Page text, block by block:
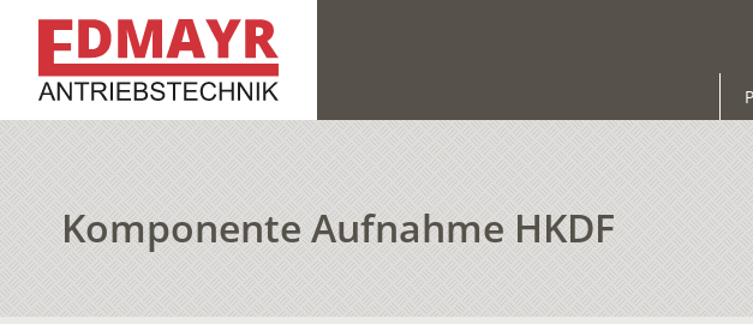
Komponente Aufnahme HKDF